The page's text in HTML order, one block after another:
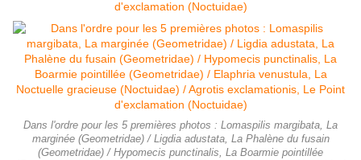
Dans l'ordre pour les 5 premières photos : Lomaspilis margibata, La
marginée (Geometridae) / Ligdia adustata, La Phalène du fusain
(Geometridae) / Hypomecis punctinalis, La Boarmie pointillée